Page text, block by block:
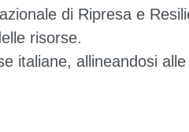
di Ripresa e
risorse.
italiane, allineandosi